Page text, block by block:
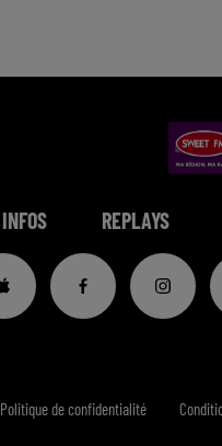
INFOS REPLAYS
Politique de confidentialité